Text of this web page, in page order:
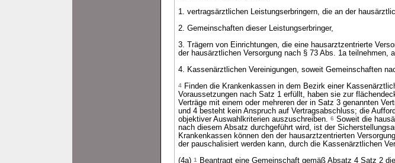
1. vertragsärztlichen Leistungserbringern, die an der
2. Gemeinschaften dieser Leistungserbringer,
3. Trägern von Einrichtungen, die eine hausarztzentrierte
der hausärztlichen Versorgung nach § 73 Abs. 1a teilnehmen,
4. Kassenärztlichen Vereinigungen, soweit Gemeinschaften
4 Finden die Krankenkassen in dem Bezirk einer
Voraussetzungen nach Satz 1 erfüllt, haben sie zur
Verträge mit einem oder mehreren der in Satz 3 genannten
und 4 besteht kein Anspruch auf Vertragsabschluss; die
objektiver Auswahlkriterien auszuschreiben. 6 Soweit die
nach diesem Absatz durchgeführt wird, ist der
Krankenkassen können den der hausarztzentrierten
der pauschalisiert werden kann, durch die Kassenärztlichen
(4a) 1
Beantragt eine Gemeinschaft gemäß Absatz 4 Satz 2